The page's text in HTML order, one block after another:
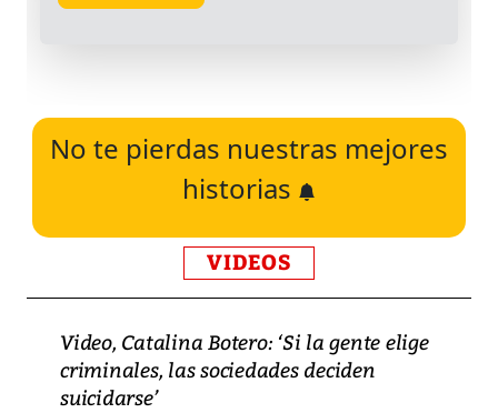
No te pierdas nuestras mejores
historias
VIDEOS
Video, Catalina Botero: ‘Si la gente elige
criminales, las sociedades deciden
suicidarse’